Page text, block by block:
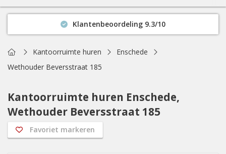
Klantenbeoordeling 9.3/10
Actuele beschikbaarheid
HomeKantoorruimte huren
Enschede
Wethouder Beversstraat 185
Kantoorruimte huren Enschede,
Wethouder Beversstraat 185
Favoriet markeren